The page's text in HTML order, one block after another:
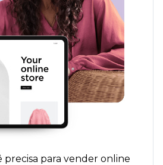
precisa para vender online